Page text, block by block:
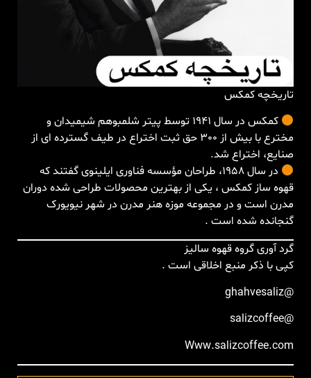
تاریخچه کمکس
کمکس در سال 1941 توسط پیتر شلمبوهم شیمیدان و
مخترع با بیش از 300 حق ثبت اختراع در طیف گسترده ای از
صنایع، اختراع شد.
در سال 1958، طراحان مؤسسه فناوری ایلینوی گفتند که
قهوه ساز کمکس ، یکی از بهترین محصولات طراحی شده دوران
مدرن است و در مجموعه موزه هنر مدرن در شهر نیویورک
گنجانده شده است .
گرد آوری گروه قهوه سالیز
کپی با ذکر منبع اخلاقی است .
‏@ghahvesaliz
‏@salizcoffee